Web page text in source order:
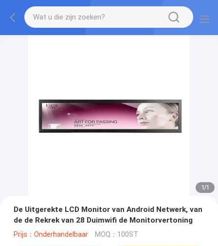
1/1
De Uitgerekte LCD Monitor van Android Netwerk, van
de de Rekrek van 28 Duimwifi de Monitorvertoning
Prijs：Onderhandelbaar MOQ：100ST